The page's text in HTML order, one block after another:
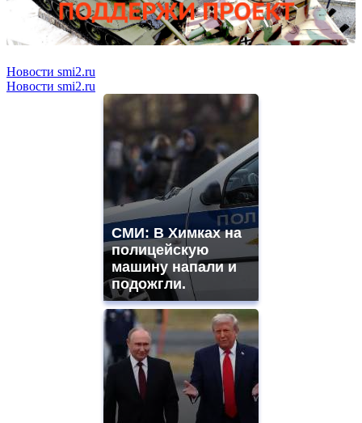
Новости smi2.ru
Новости smi2.ru
СМИ: В Химках на
полицейскую
машину напали и
подожгли.